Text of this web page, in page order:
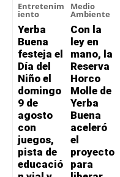
Entretenim
iento
Yerba
Buena
festeja el
Día del
Niño el
domingo
9 de
agosto
con
juegos,
pista de
educació
Medio
Ambiente
Con la
ley en
mano, la
Reserva
Horco
Molle de
Yerba
Buena
aceleró
el
proyecto
para